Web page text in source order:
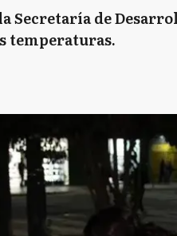
Secretaría de
temperaturas.